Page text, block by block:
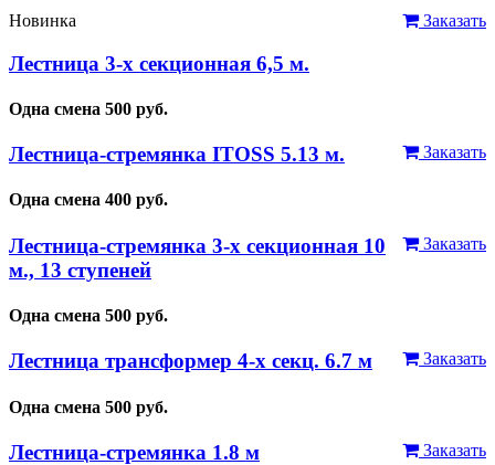
Заказать
Новинка
Лестница 3-х секционная 6,5 м.
Одна смена 500 руб.
Заказать
Лестница-стремянка ITOSS 5.13 м.
Одна смена 400 руб.
Заказать
Лестница-стремянка 3-х секционная 10
м., 13 ступеней
Одна смена 500 руб.
Заказать
Лестница трансформер 4-х секц. 6.7 м
Одна смена 500 руб.
Заказать
Лестница-стремянка 1.8 м